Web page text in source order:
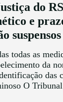
do
e
suspensos
todas as
da
das
O